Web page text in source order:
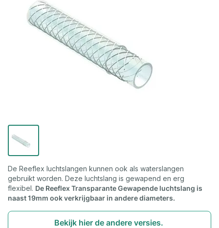
De Reeflex luchtslangen kunnen ook als waterslangen
gebruikt worden. Deze luchtslang is gewapend en erg
flexibel. De Reeflex Transparante Gewapende luchtslang is
naast 19mm ook verkrijgbaar in andere diameters.
Bekijk hier de andere versies.